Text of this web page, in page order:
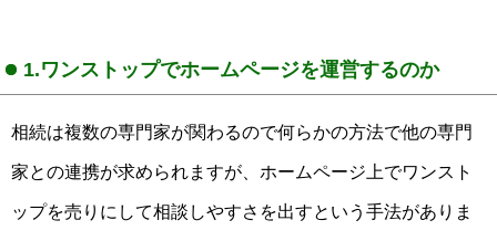
1.ワンストップでホームページを運営するのか
相続は複数の専門家が関わるので何らかの方法で他の専門
家との連携が求められますが、ホームページ上でワンスト
ップを売りにして相談しやすさを出すという手法がありま